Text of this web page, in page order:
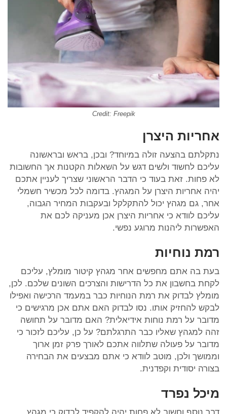
Credit: Freepik
אחריות היצרן
נתקלתם בהצעה זולה במיוחד? ובכן, בראש ובראשונה
עליכם לחשוד ולשים דגש על השאלות הקטנות אך החשובות
לא פחות. זאת בעוד כי הדבר הראשוני שצריך לעניין אתכם
יהיה אחריות היצרן על המגהץ. בדומה לכל מכשיר חשמלי
אחר, גם מגהץ יכול להתקלקל ובעקבות המחיר הגבוה,
עליכם לוודא כי אחריות היצרן אכן מעניקה לכם את
האפשרות ליהנות מרוגע נפשי.
רמת נוחיות
בעת בה אתם מחפשים אחר מגהץ קיטור מומלץ, עליכם
לקחת בחשבון את כל הדרישות והצרכים השונים שלכם. לכן,
מומלץ לבדוק את רמת הנוחיות כבר במעמד הרכישה ואפילו
לבקש להחזיק אותו. נסו לבדוק האם אתם אכן מרגישים כי
מדובר על רמת נוחות אידיאלית? האם מדובר על תחושה
זהה למגהץ שאליו כבר התרגלתם? על כן, עליכם לזכור כי
מדובר על פעולה שתלווה אתכם לאורך פרק זמן ארוך
וממושך ולכן, מוטב לוודא כי אתם מבצעים את הבחירה
בצורה יסודית וקפדנית.
מיכל נפרד